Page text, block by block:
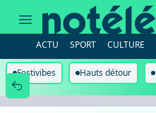
de
maison
de
repos
ACTU SPORT CULTURE
Festivibes Hauts détour